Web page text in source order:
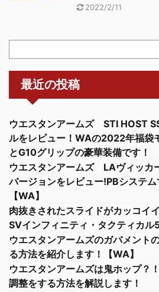
2022/2/11
最近の投稿
ウエスタンアームズ STI HOST
ルをレビュー！WAの2022年福袋
とG10グリップの豪華装備です！
ウエスタンアームズ LAヴィッ
バージョンをレビュー!PBシステム
【WA】
肉抜きされたスライドがカッコイ
SVインフィニティ・タクティカル
ウエスタンアームズのガバメント
る方法を紹介します！【WA】
ウエスタンアームズは鬼ホップ？
調整をする方法を解説します！